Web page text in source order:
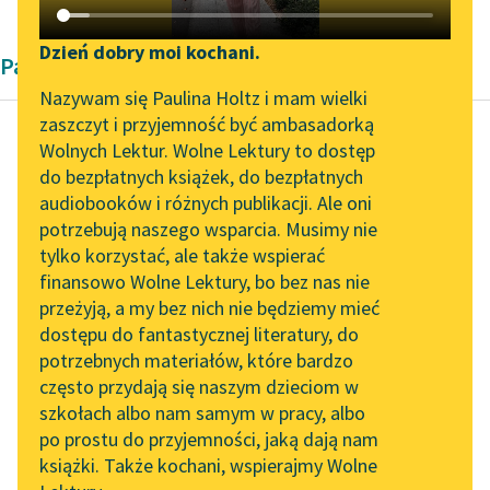
Katalog DAISY
Podkasty o książkach
Zgłoś brak utworu
Aktualności
„Prokurator Alicja Horn”
do słuchania
Byliśmy częścią AI Impact
Lab
Zapraszamy na spotkanie
online z tłumaczkami
literatury skandynawskiej
Spotkanie z Katarzyną
Tunkiel w Oslo
102. lata temu zmarł
Joseph Conrad
Narzędzia
Mapa Wolnych Lektur
Leśmianator
Przewodnik dla piszących i
czytających
API
OAI-PMH
Widget Wolnych Lektur
Przypisy
Dzień dobry moi kochani.
Nazywam się Paulina Holtz i mam wielki
zaszczyt i przyjemność być ambasadorką
Wolnych Lektur. Wolne Lektury to dostęp
do bezpłatnych książek, do bezpłatnych
audiobooków i różnych publikacji. Ale oni
potrzebują naszego wsparcia. Musimy nie
tylko korzystać, ale także wspierać
finansowo Wolne Lektury, bo bez nas nie
przeżyją, a my bez nich nie będziemy mieć
dostępu do fantastycznej literatury, do
potrzebnych materiałów, które bardzo
często przydają się naszym dzieciom w
szkołach albo nam samym w pracy, albo
po prostu do przyjemności, jaką dają nam
książki. Także kochani, wspierajmy Wolne
Pamiętnik
Kazimierz Deczyński
Żywot chłopa
polskiego na
początku XIX
stulecia
Nieprzyjazne
stanowisko, poczucie
odrębności klasowej,
brak łączności
pomiędzy interesami